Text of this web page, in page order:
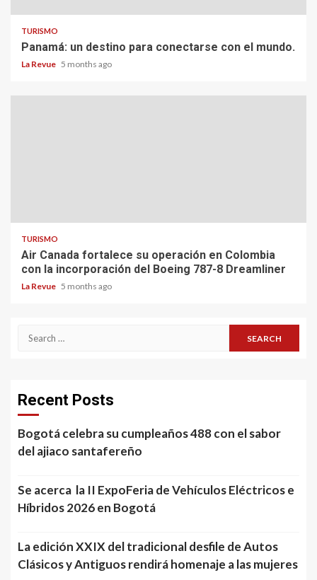
TURISMO
Panamá: un destino para conectarse con el mundo.
La Revue 5 months ago
TURISMO
Air Canada fortalece su operación en Colombia
con la incorporación del Boeing 787-8 Dreamliner
La Revue 5 months ago
Search
Recent Posts
Bogotá celebra su cumpleaños 488 con el sabor
del ajiaco santafereño
Se acerca la II ExpoFeria de Vehículos Eléctricos e
Híbridos 2026 en Bogotá
La edición XXIX del tradicional desfile de Autos
Clásicos y Antiguos rendirá homenaje a las mujeres